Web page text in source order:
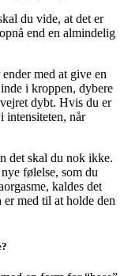
du vide, at det er
end en almindelig
med at give en
i kroppen, dybere
dybt. Hvis du er
intensiteten, når
det skal du nok ikke.
følelse, som du
kaldes det
er med til at holde den